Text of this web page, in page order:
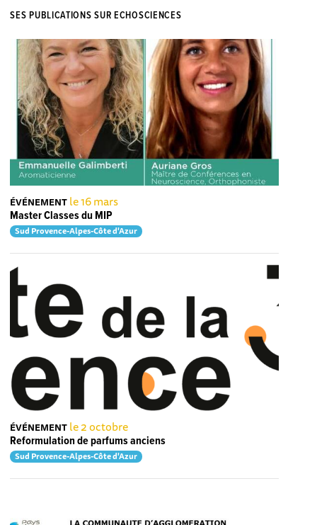
SES PUBLICATIONS SUR ECHOSCIENCES
ÉVÉNEMENT le 16 mars
Master Classes du MIP
Sud Provence-Alpes-Côte d'Azur
ÉVÉNEMENT le 2 octobre
Reformulation de parfums anciens
Sud Provence-Alpes-Côte d'Azur